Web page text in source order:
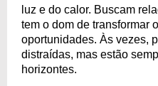
luz e do calor. Buscam
tem o dom de transformar
oportunidades. Às vezes,
distraídas, mas estão
horizontes.